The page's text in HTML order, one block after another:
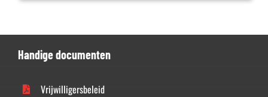
Handige documenten
Vrijwilligersbeleid